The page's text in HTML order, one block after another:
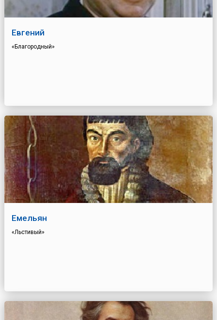
Евгений
«Благородный»
Емельян
«Льстивый»